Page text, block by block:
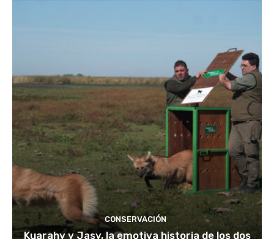
CONSERVACIÓN
Kuarahy y Jasy, la emotiva historia de los dos